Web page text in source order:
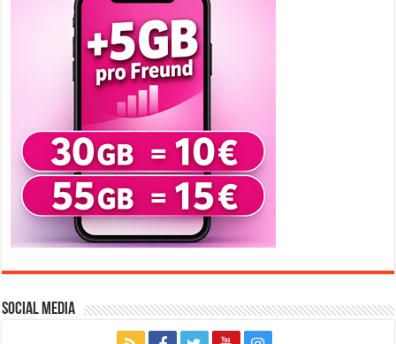
Social Media